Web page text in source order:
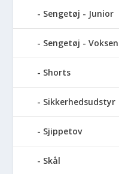
Sengetøj - Junior
Sengetøj - Voksen
Shorts
Sikkerhedsudstyr
Sjippetov
Skål